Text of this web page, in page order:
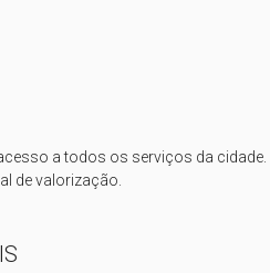
a todos os serviços da cidade.
de valorização.